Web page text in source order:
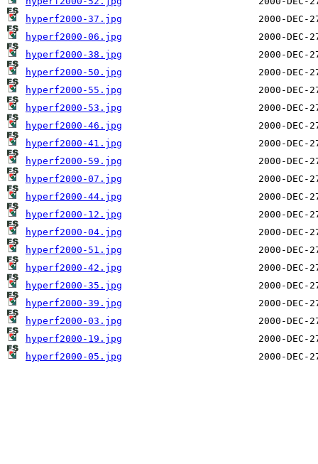
hyperf2000-37.jpg
hyperf2000-06.jpg
hyperf2000-38.jpg
hyperf2000-50.jpg
hyperf2000-55.jpg
hyperf2000-53.jpg
hyperf2000-46.jpg
hyperf2000-41.jpg
hyperf2000-59.jpg
hyperf2000-07.jpg
hyperf2000-44.jpg
hyperf2000-12.jpg
hyperf2000-04.jpg
hyperf2000-51.jpg
hyperf2000-42.jpg
hyperf2000-35.jpg
hyperf2000-39.jpg
hyperf2000-03.jpg
hyperf2000-19.jpg
hyperf2000-05.jpg